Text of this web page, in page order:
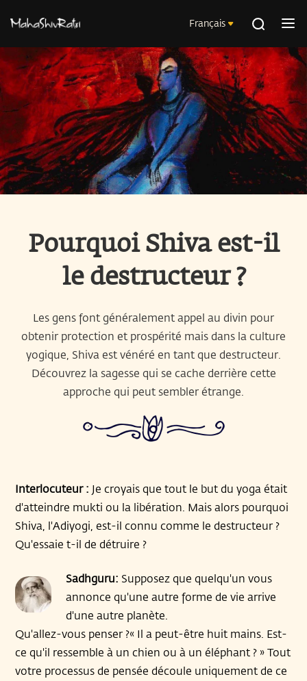
Français
Pourquoi Shiva est-il
le destructeur ?
Les gens font généralement appel au divin pour
obtenir protection et prospérité mais dans la culture
yogique, Shiva est vénéré en tant que destructeur.
Découvrez la sagesse qui se cache derrière cette
approche qui peut sembler étrange.
Interlocuteur : Je croyais que tout le but du yoga était
d'atteindre mukti ou la libération. Mais alors pourquoi
Shiva, l'Adiyogi, est-il connu comme le destructeur ?
Qu'essaie t-il de détruire ?
Sadhguru: Supposez que quelqu'un vous
annonce qu'une autre forme de vie arrive
d'une autre planète.
Qu'allez-vous penser ?« Il a peut-être huit mains. Est-
ce qu'il ressemble à un chien ou à un éléphant ? » Tout
votre processus de pensée découle uniquement de ce